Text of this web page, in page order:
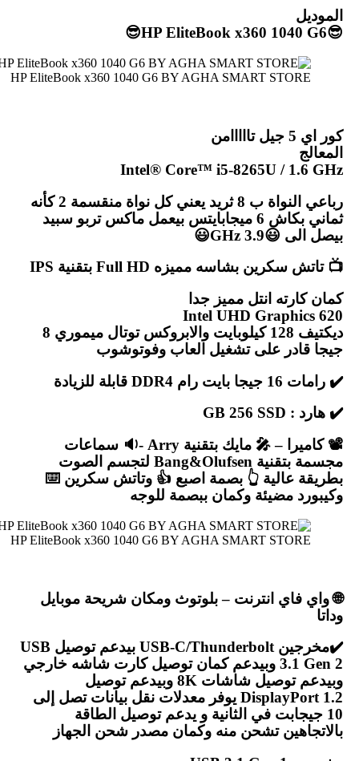
الموديل
😎HP EliteBook x360 1040 G6😎
HP EliteBook x360 1040 G6 BY AGHA SMART STORE
كور اي 5 جيل تااااامن
المعالج
Intel® Core™ i5-8265U / 1.6 GHz
رباعي النواة ب 8 ثريد يعني كل نواة منقسمة 2 كأنه
ثماني بكاش 6 ميجابايتس بيعمل ماكس تربو سبيد
بيصل الى 😃3.9 GHz😃
📺 تاتش سكرين بشاسه مميزه Full HD بتقنية IPS
كمان كارته انتل مميز جدا
Intel UHD Graphics 620
ديكتيف 128 كيلوبايت والابروكس توتال ميموري 8
جيجا قادر على تشغيل العاب وفوتوشوب
✔️ رامات 16 جيجا بايت رام DDR4 قابلة للزيادة
✔️ هارد : GB 256 SSD
📽 كاميرا – 🎤 مايك بتقنية Arry -🔉 سماعات
مجسمة بتقنية Bang&Olufsen لتجسم الصوت
بطريقة عالية 👆 بصمة اصبع 👍 وتاتش سكرين ⌨️
وكيبورد مضيئة وكمان ببصمة للوجه
HP EliteBook x360 1040 G6 BY AGHA SMART STORE
🌐 واي فاي انترنت – بلوتوث ومكان شريحة موبايل
وداتا
✔️مخرجين USB-C/Thunderbolt بيدعم توصيل USB
3.1 Gen 2 وبيدعم كمان توصيل كارت شاشه خارجي
وبيدعم توصيل شاشات 8K وبيدعم توصيل
DisplayPort 1.2 يوفر معدلات نقل بيانات تصل إلى
10 جيجابت في الثانية و يدعم توصيل الطاقة
بالاتجاهين تشحن منه وكمان مصدر شحن الجهاز